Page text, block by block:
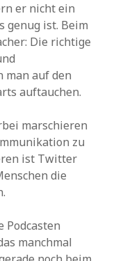
er nicht ein
genug ist. Beim
Die richtige
man auf den
auftauchen.
marschieren
zu
ist Twitter
die
Podcasten
manchmal